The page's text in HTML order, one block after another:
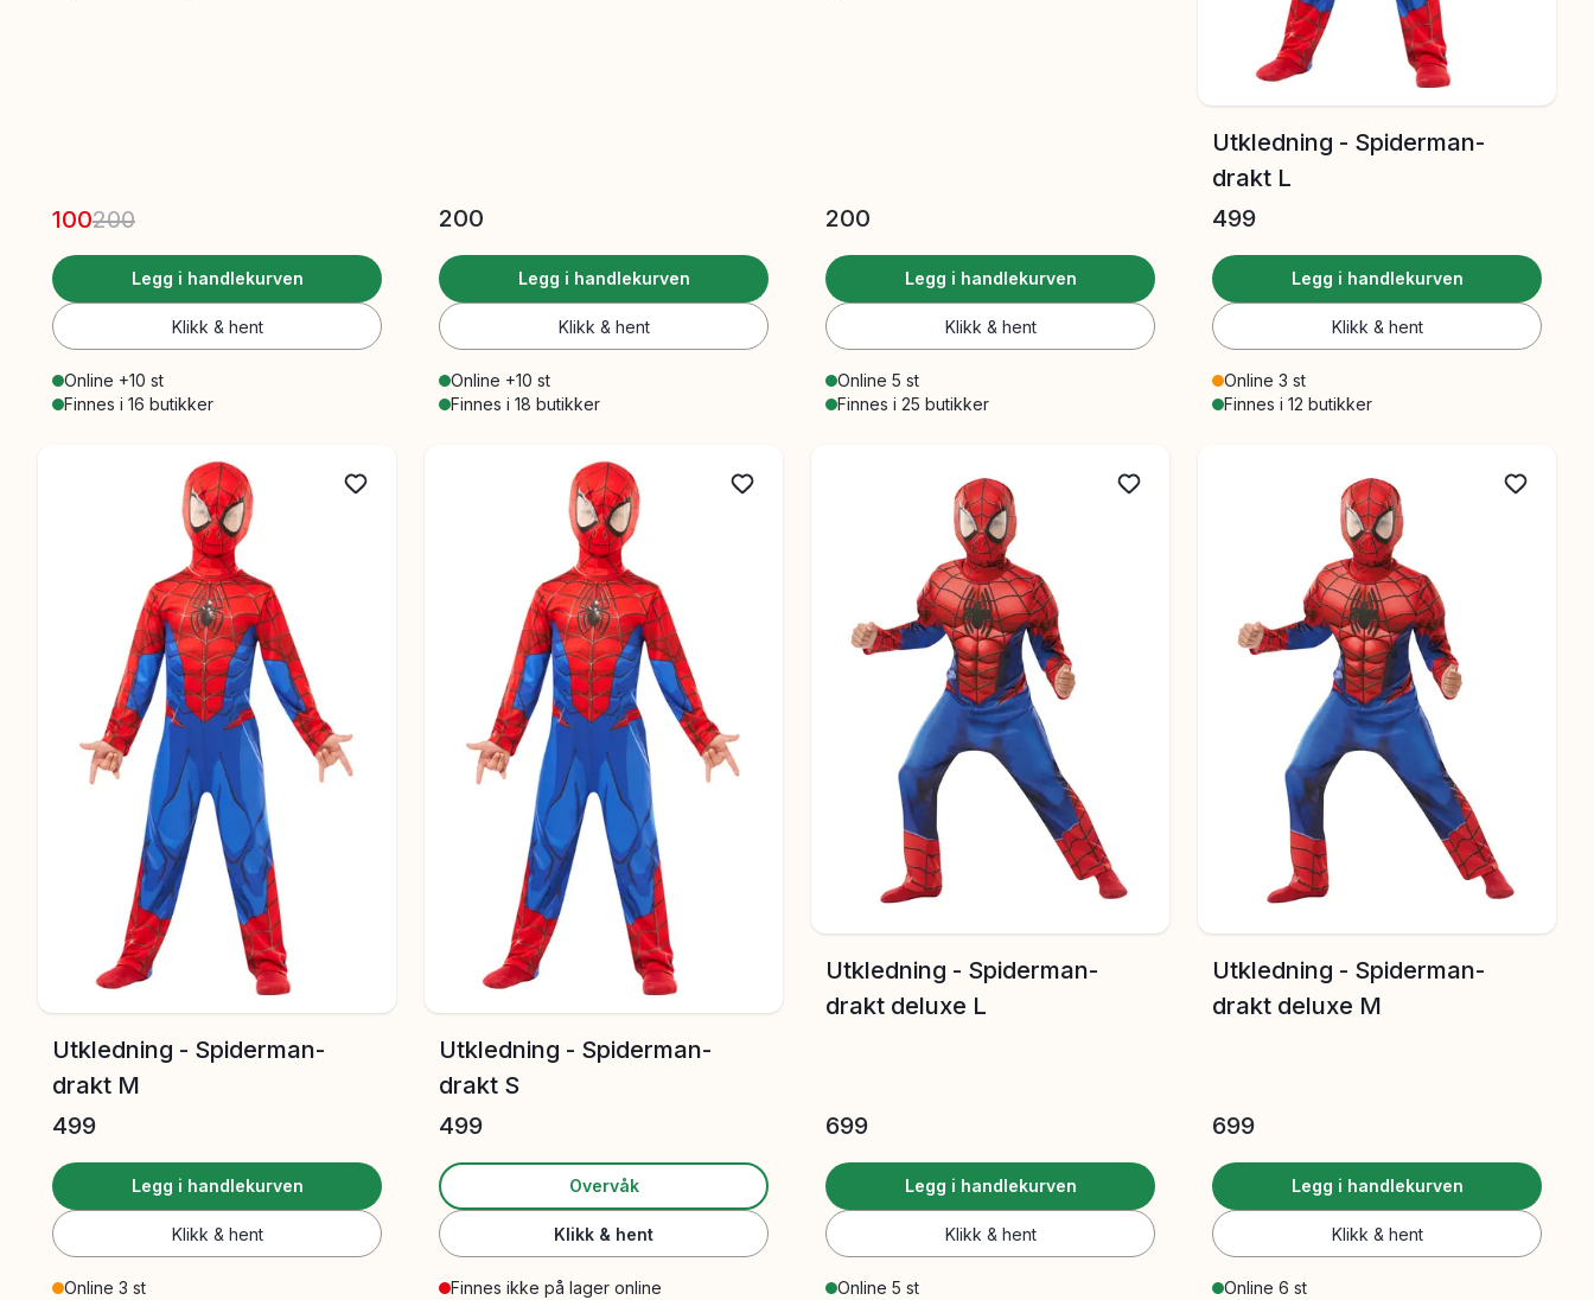
100200
Legg i handlekurven
Klikk & hent
Online +10 st
Finnes i 16 butikker
200
Legg i handlekurven
Klikk & hent
Online +10 st
Finnes i 18 butikker
200
Legg i handlekurven
Klikk & hent
Online 5 st
Finnes i 25 butikker
Utkledning - Spiderman-
drakt L
499
Legg i handlekurven
Klikk & hent
Online 3 st
Finnes i 12 butikker
Utkledning - Spiderman-
drakt M
499
Legg i handlekurven
Klikk & hent
Online 3 st
Utkledning - Spiderman-
drakt S
499
Overvåk
Klikk & hent
Finnes ikke på lager online
Utkledning - Spiderman-
drakt deluxe L
699
Legg i handlekurven
Klikk & hent
Online 5 st
Utkledning - Spiderman-
drakt deluxe M
699
Legg i handlekurven
Klikk & hent
Online 6 st